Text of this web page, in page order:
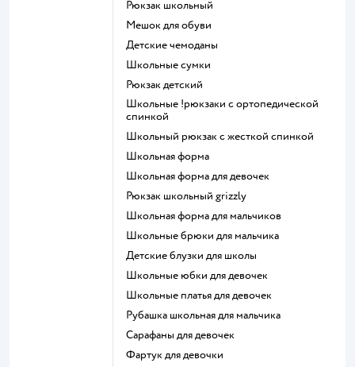
Рюкзак школьный
Мешок для обуви
Детские чемоданы
Школьные сумки
Рюкзак детский
Школьные !рюкзаки с ортопедической
спинкой
Школьный рюкзак с жесткой спинкой
Школьная форма
Школьная форма для девочек
Рюкзак школьный grizzly
Школьная форма для мальчиков
Школьные брюки для мальчика
Детские блузки для школы
Школьные юбки для девочек
Школьные платья для девочек
Рубашка школьная для мальчика
Сарафаны для девочек
Фартук для девочки